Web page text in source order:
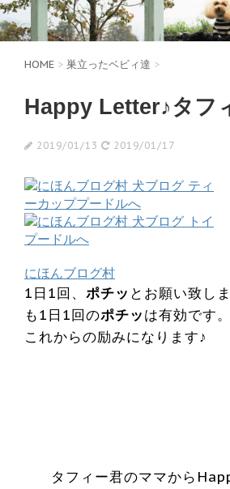
HOME > 巣立ったベビィ達 >
Happy Letter♪タフ
2019/01/13 2019/01/17
にほんブログ村
1日1回、 ポチッ とお願い致し
も1日1回のポチッは有効です
これからの励みになります♪
タフィー君のママから